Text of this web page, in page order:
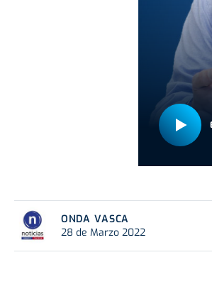
ONDA VASCA
28 de Marzo 2022